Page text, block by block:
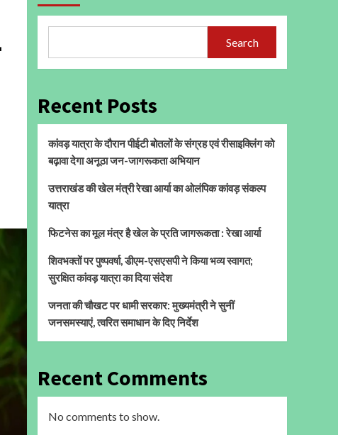
Search
Recent Posts
कांवड़ यात्रा के दौरान पीईटी बोतलों के संग्रह एवं रीसाइक्लिंग को
बढ़ावा देगा अनूठा जन-जागरूकता अभियान
उत्तराखंड की खेल मंत्री रेखा आर्या का ओलंपिक कांवड़ संकल्प
यात्रा
फिटनेस का मूल मंत्र है खेल के प्रति जागरूकता : रेखा आर्या
शिवभक्तों पर पुष्पवर्षा, डीएम-एसएसपी ने किया भव्य स्वागत;
सुरक्षित कांवड़ यात्रा का दिया संदेश
जनता की चौखट पर धामी सरकार: मुख्यमंत्री ने सुनीं
जनसमस्याएं, त्वरित समाधान के दिए निर्देश
Recent Comments
No comments to show.